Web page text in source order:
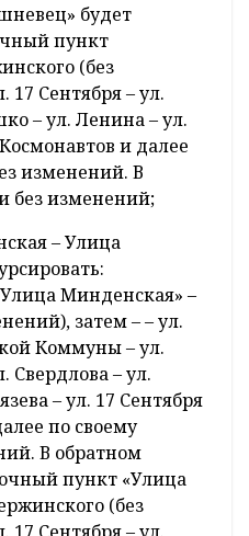
будет
пункт
(без
17 Сентября – ул.
– ул. Ленина – ул.
и далее
изменений. В
без изменений;
– Улица
Минденская» –
затем – – ул.
Коммуны – ул.
Свердлова – ул.
– ул. 17 Сентября
по своему
В обратном
пункт «Улица
(без